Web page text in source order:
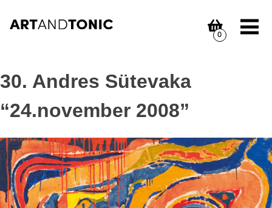
0
30. Andres Sütevaka
“24.november 2008”